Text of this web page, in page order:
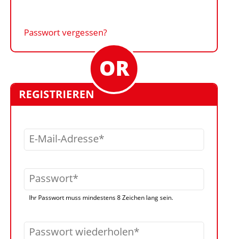
Passwort vergessen?
REGISTRIEREN
E-Mail-Adresse
Passwort
Ihr Passwort muss mindestens 8 Zeichen lang sein.
Passwort wiederholen